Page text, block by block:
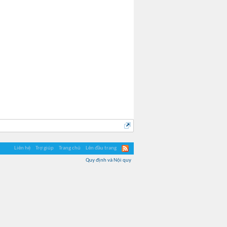
Liên hệ Trợ giúp Trang chủ Lên đầu trang
Quy định và Nội quy